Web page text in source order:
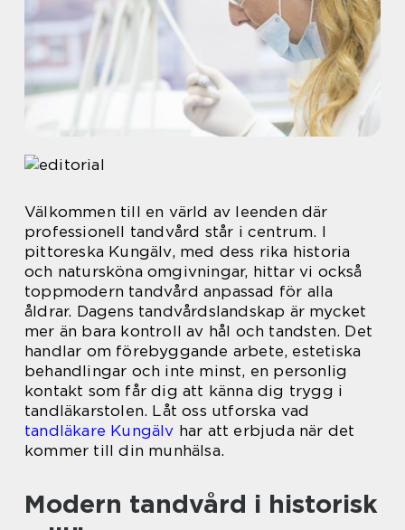
Välkommen till en värld av leenden där
professionell tandvård står i centrum. I
pittoreska Kungälv, med dess rika historia
och natursköna omgivningar, hittar vi också
toppmodern tandvård anpassad för alla
åldrar. Dagens tandvårdslandskap är mycket
mer än bara kontroll av hål och tandsten. Det
handlar om förebyggande arbete, estetiska
behandlingar och inte minst, en personlig
kontakt som får dig att känna dig trygg i
tandläkarstolen. Låt oss utforska vad
tandläkare Kungälv har att erbjuda när det
kommer till din munhälsa.
Modern tandvård i historisk